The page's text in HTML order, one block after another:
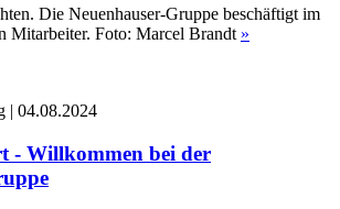
Die Neuenhauser-Gruppe beschäftigt im
Mitarbeiter. Foto: Marcel Brandt »
| 04.08.2024
- Willkommen bei der